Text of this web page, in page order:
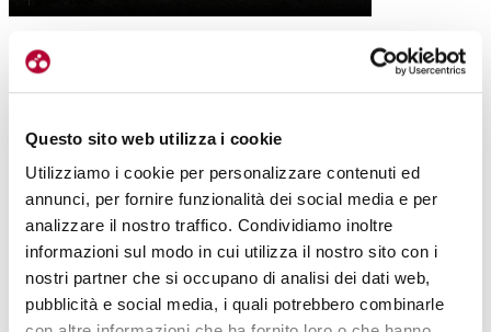
Questo sito web utilizza i cookie
Utilizziamo i cookie per personalizzare contenuti ed
annunci, per fornire funzionalità dei social media e per
analizzare il nostro traffico. Condividiamo inoltre
informazioni sul modo in cui utilizza il nostro sito con i
nostri partner che si occupano di analisi dei dati web,
pubblicità e social media, i quali potrebbero combinarle